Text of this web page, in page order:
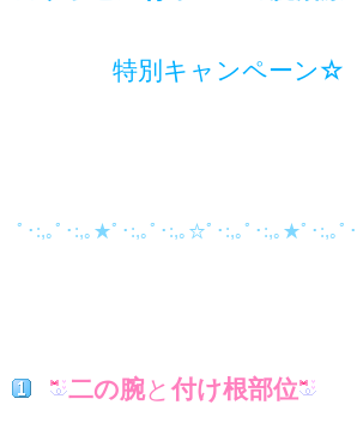
特別キャンペーン☆
ﾟ･:,｡ﾟ･:,｡★ﾟ･:,｡ﾟ･:,｡☆ﾟ･:,｡ﾟ･:,｡★ﾟ･:,｡ﾟ
二の腕と 付け根部位